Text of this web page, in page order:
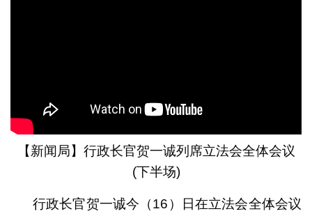
【新闻局】行政长官贺一诚列席立法会全体会议
(下半场)
行政长官贺一诚今（16）日在立法会全体会议